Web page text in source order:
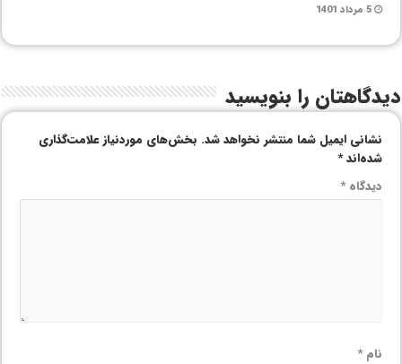
5 مرداد 1401
دیدگاهتان را بنویسید
نشانی ایمیل شما منتشر نخواهد شد. بخش‌های موردنیاز علامت‌گذاری
شده‌اند*
دیدگاه*
نام*